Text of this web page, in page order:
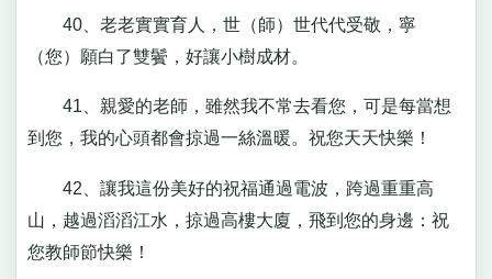
40、老老實實育人，世（師）世代代受敬，寧
（您）願白了雙鬢，好讓小樹成材。
41、親愛的老師，雖然我不常去看您，可是每當想
到您，我的心頭都會掠過一絲溫暖。祝您天天快樂！
42、讓我這份美好的祝福通過電波，跨過重重高
山，越過滔滔江水，掠過高樓大廈，飛到您的身邊：祝
您教師節快樂！